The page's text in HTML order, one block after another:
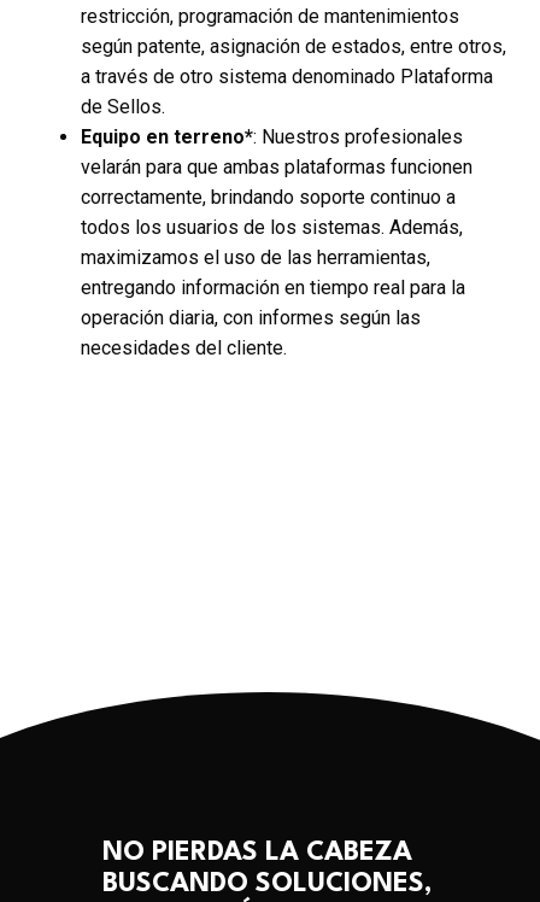
restricción, programación de mantenimientos
según patente, asignación de estados, entre otros,
a través de otro sistema denominado Plataforma
de Sellos.
Equipo en terreno*: Nuestros profesionales
velarán para que ambas plataformas funcionen
correctamente, brindando soporte continuo a
todos los usuarios de los sistemas. Además,
maximizamos el uso de las herramientas,
entregando información en tiempo real para la
operación diaria, con informes según las
necesidades del cliente.
NO PIERDAS LA CABEZA
BUSCANDO SOLUCIONES,